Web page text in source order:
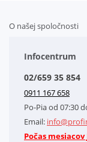
O našej spoločnosti
Obchodné podmienky
Kontakt
Letáky na stiahnutie
GDPR-Informácie o
Cookies
Infocentrum
02/659 35 854
0911 167 658
Po-Pia od 07:30
Email:
Počas